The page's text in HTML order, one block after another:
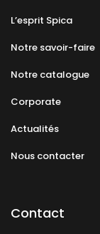
L’esprit Spica
Notre savoir-faire
Notre catalogue
Corporate
Actualités
Nous contacter
Contact